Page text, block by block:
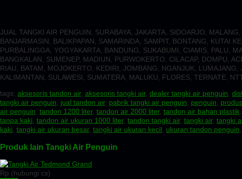
JUAL TANGKI AIR PENGUIN, SURABAYA, JAKARTA, SIDOARJO,
BANJARMASIN, BALIKPAPAN, SAMARINDA, SAMPIT, BONTANG, KUTAI
PURBALINGGA, YOGYAKARTA, BANDUNG, SUKABUMI, CIAMIS, PALU,
BANGKALAN, SUMENEP, MADIUN, PURWOKERTO, CILACAP, DOMPU,
RIAU, BATAM, MOJOKERTO, KEDIRI, JOMBANG, NGANJUK,
KALIMANTAN, SULAWESI, SUMATERA, MALUKU, FLORES, TERNATE,
tags: aksesoris tandon air, aksesoris tangki air, dealer tangki air penguin,
tangki air penguin, jual tandon air, pabrik tangki air penguin, penguin,
air penguin, tandon 1200 liter, tandon air 2000 liter, tandon air bahan plastik,
tanpa kaki, tandon air ukuran 1000 liter, tandon tangki air, tangki air, tangki
kaki, tangki air ukuran besar, tangki air ukuran kecil, ukuran tandon penguin,
Produk lain Tangki Air Penguin
Rp (hubungi cs)